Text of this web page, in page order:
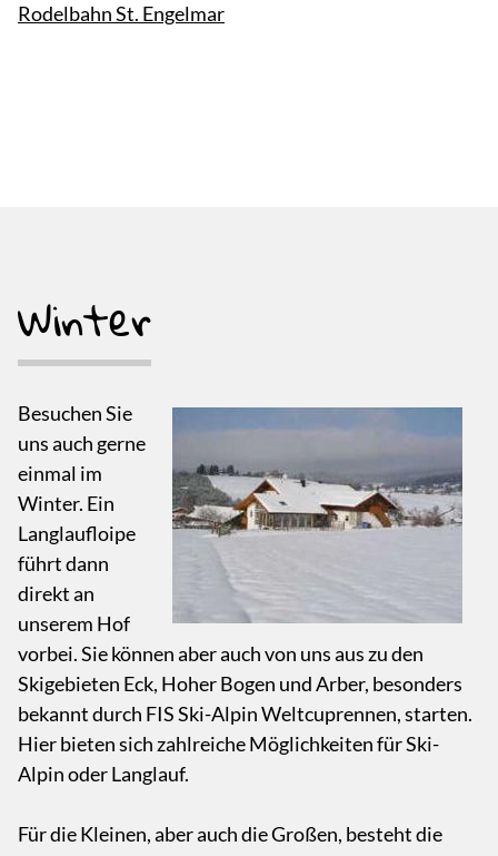
Rodelbahn St. Engelmar
Winter
Besuchen Sie
uns auch gerne
einmal im
Winter. Ein
Langlaufloipe
führt dann
direkt an
unserem Hof
vorbei. Sie können aber auch von uns aus zu den
Skigebieten Eck, Hoher Bogen und Arber, besonders
bekannt durch FIS Ski-Alpin Weltcuprennen, starten.
Hier bieten sich zahlreiche Möglichkeiten für Ski-
Alpin oder Langlauf.
Für die Kleinen, aber auch die Großen, besteht die